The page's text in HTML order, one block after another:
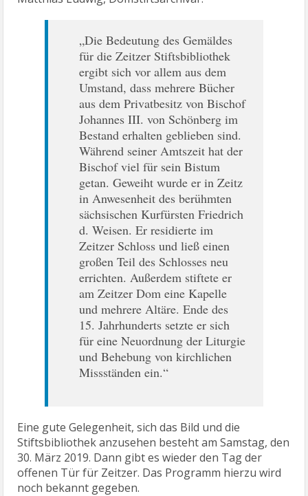
„Die Bedeutung des Gemäldes
für die Zeitzer Stiftsbibliothek
ergibt sich vor allem aus dem
Umstand, dass mehrere Bücher
aus dem Privatbesitz von Bischof
Johannes III. von Schönberg im
Bestand erhalten geblieben sind.
Während seiner Amtszeit hat der
Bischof viel für sein Bistum
getan. Geweiht wurde er in Zeitz
in Anwesenheit des berühmten
sächsischen Kurfürsten Friedrich
d. Weisen. Er residierte im
Zeitzer Schloss und ließ einen
großen Teil des Schlosses neu
errichten. Außerdem stiftete er
am Zeitzer Dom eine Kapelle
und mehrere Altäre. Ende des
15. Jahrhunderts setzte er sich
für eine Neuordnung der Liturgie
und Behebung von kirchlichen
Missständen ein.“
Eine gute Gelegenheit, sich das Bild und die
Stiftsbibliothek anzusehen besteht am Samstag, den
30. März 2019. Dann gibt es wieder den Tag der
offenen Tür für Zeitzer. Das Programm hierzu wird
noch bekannt gegeben.